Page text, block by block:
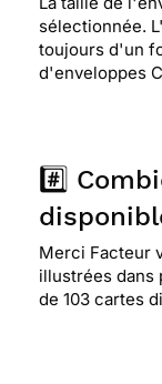
sélectionnée.
toujours d'un
d'enveloppes
#️⃣
Merci Facteur
illustrées dans
de 103 cartes